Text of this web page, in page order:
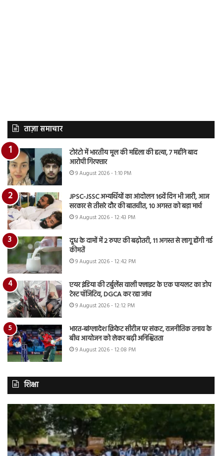
ताज़ा समाचार
टोरंटो में भारतीय मूल की महिला की हत्या, 7 महीने बाद
आरोपी गिरफ्तार
9 August 2026 - 1:10 PM
JPSC-JSSC अभ्यर्थियों का आंदोलन 16वें दिन भी जारी, आज
सरकार से तीसरे दौर की बातचीत, 10 अगस्त को बड़ा मार्च
9 August 2026 - 12:43 PM
दूध के दामों में 2 रुपए की बढ़ोतरी, 11 अगस्त से लागू होंगी नई
कीमतें
9 August 2026 - 12:42 PM
एयर इंडिया की टर्बुलेंस वाली फ्लाइट के एक पायलट का डोप
टेस्ट पॉजिटिव, DGCA कर रहा जांच
9 August 2026 - 12:12 PM
भारत-बांग्लादेश क्रिकेट सीरीज पर संकट, राजनीतिक तनाव के
बीच आयोजन को लेकर बढ़ी अनिश्चितता
9 August 2026 - 12:08 PM
शिक्षा